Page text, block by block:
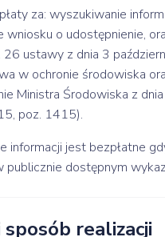
za: wyszukiwanie
wniosku o udostępnienie,
26 ustawy z dnia 3
w ochronie środowiska
Ministra Środowiska z
poz. 1415).
informacji jest bezpłatne
publicznie dostępnym
realizacji